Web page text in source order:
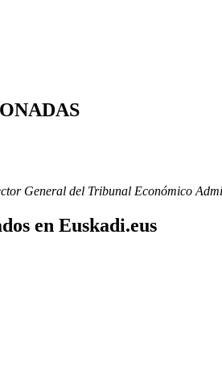
General del Tribunal Económico
en Euskadi.eus